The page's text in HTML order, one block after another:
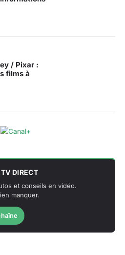
/ Pixar :
films à
DIRECT
et conseils en vidéo.
manquer.